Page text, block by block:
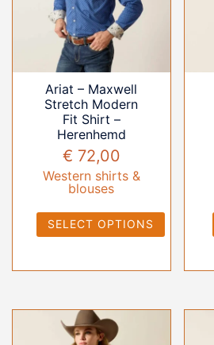
Ariat – Maxwell
Stretch Modern
Fit Shirt –
Herenhemd
€ 72,00
Western shirts &
blouses
SELECT OPTIONS